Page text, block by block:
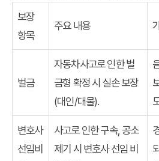
보장
항목
주요 내용
벌금
자동차사고로 인한 벌
금형 확정 시 실손 보장
(대인/대물).
변호사
선임비
사고로 인한 구속, 공소
제기 시 변호사 선임 비